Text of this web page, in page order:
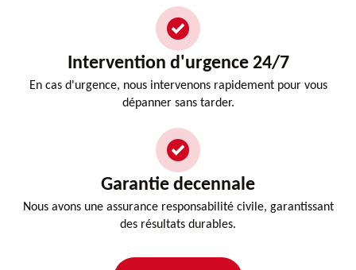
Intervention d'urgence 24/7
En cas d'urgence, nous intervenons rapidement pour vous
dépanner sans tarder.
Garantie decennale
Nous avons une assurance responsabilité civile, garantissant
des résultats durables.